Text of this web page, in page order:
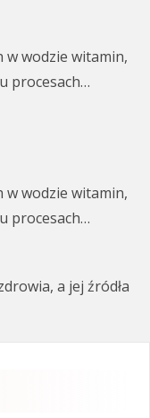
wodzie witamin,
procesach…
wodzie witamin,
procesach…
a jej źródła